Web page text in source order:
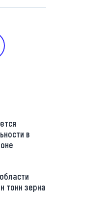
в
тонн зерна